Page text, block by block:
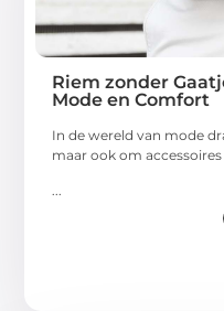
Riem zonder
Mode en Comfort
In de wereld van mode
maar ook om accessoires
...